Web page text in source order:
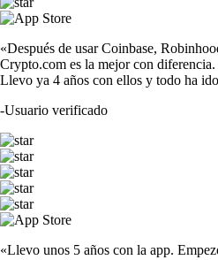
«Después de usar Coinbase,
Crypto.com es la mejor con
Llevo ya 4 años con ellos y todo ha
-Usuario verificado
«Llevo unos 5 años con la app.